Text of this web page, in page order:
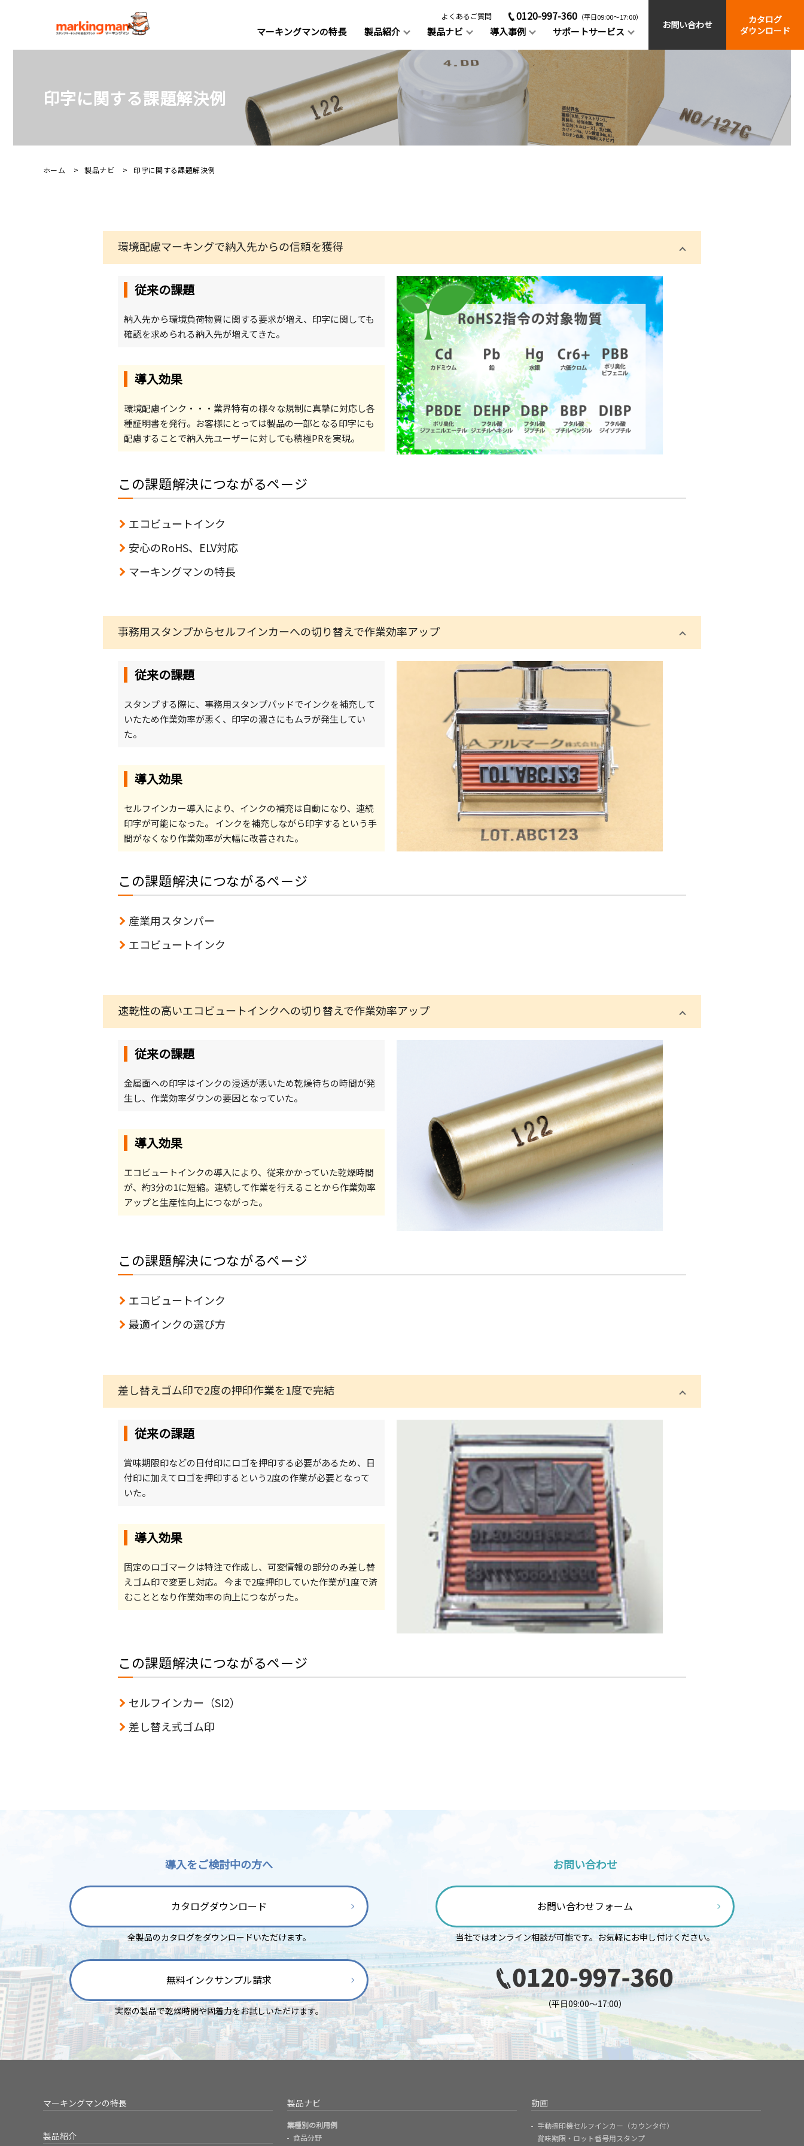
よくあるご質問 0120-997-360 （平日09:00～17:00）
マーキングマンの特長 製品紹介
製造現場を支える2,000種類以上のアイテム
ナンバリングマシン
セルフナンバラー（SI2）
スタンプローラー
一覧を見る
産業用スタンプインク
安心のRoHS、ELV対応
印字見本
一覧を見る
差替式ゴム印
ゴム印組み合わせイメージ
一覧を見る
関連製品
製品ナビ
ビニールや発泡スチロール、木材、金属など、印字したい素材によっ
て、それぞれ最適なインクをご紹介しています。
印字に関する課題解決例
マーキングマンの製品を通じ、お客様の問題がどのように課題解決に
つながったのかをご紹介しています。
導入事例
食品業界を中心に、12,000社以上への導入実績
その他の導入事例
カウンター機能で印字抜け防止 一度に複数の内容を印字 捺印時間50％減
用途に応じて印字内容を簡単に変更可能！ 不可視インク UVランプ（ブラックライト）照射で青く蛍光
平面も曲面も印字ができる
ゴム印簡単装着 マグネット付クッションシート 同時に複数の箇所を印字する業務効率化！
アルコール付着での印字剥がれが激減
サポートサービス
万全の体制でお客様をサポート
ご購入の流れ
SDS（安全データシート）
よくあるご質問
お問合せ
お試しレンタル
マーキングマンセット
ミニコラム 用語集
お問い合わせ
カタログ
ダウンロード
印字に関する課題解決例
ホーム 製品ナビ 印字に関する課題解決例
環境配慮マーキングで納入先からの信頼を獲得
従来の課題
納入先から環境負荷物質に関する要求が増え、印字に関しても
確認を求められる納入先が増えてきた。
導入効果
環境配慮インク・・・業界特有の様々な規制に真摯に対応し各
種証明書を発行。お客様にとっては製品の一部となる印字にも
配慮することで納入先ユーザーに対しても積極PRを実現。
この課題解決につながるページ
エコビュートインク
安心のRoHS、ELV対応
マーキングマンの特長
事務用スタンプからセルフインカーへの切り替えで作業効率アップ
従来の課題
スタンプする際に、事務用スタンプパッドでインクを補充して
いたため作業効率が悪く、印字の濃さにもムラが発生してい
た。
導入効果
セルフインカー導入により、インクの補充は自動になり、連続
印字が可能になった。 インクを補充しながら印字するという手
間がなくなり作業効率が大幅に改善された。
この課題解決につながるページ
産業用スタンパー
エコビュートインク
速乾性の高いエコビュートインクへの切り替えで作業効率アップ
従来の課題
金属面への印字はインクの浸透が悪いため乾燥待ちの時間が発
生し、作業効率ダウンの要因となっていた。
導入効果
エコビュートインクの導入により、従来かかっていた乾燥時間
が、約3分の1に短縮。連続して作業を行えることから作業効率
アップと生産性向上につながった。
この課題解決につながるページ
エコビュートインク
最適インクの選び方
差し替えゴム印で2度の押印作業を1度で完結
従来の課題
賞味期限印などの日付印にロゴを押印する必要があるため、日
付印に加えてロゴを押印するという2度の作業が必要となって
いた。
導入効果
固定のロゴマークは特注で作成し、可変情報の部分のみ差し替
えゴム印で変更し対応。 今まで2度押印していた作業が1度で済
むこととなり作業効率の向上につながった。
この課題解決につながるページ
セルフインカー（SI2）
差し替え式ゴム印
導入をご検討中の方へ
カタログダウンロード
全製品のカタログをダウンロードいただけます。
無料インクサンプル請求
実際の製品で乾燥時間や固着力をお試しいただけます。
お問い合わせ
お問い合わせフォーム
当社ではオンライン相談が可能です。お気軽にお申し付けください。
（平日09:00～17:00）
マーキングマンの特長
製品紹介
製品ナビ
業種別の利用例
食品分野
動画
手動捺印機セルフインカー（カウンタ付）
賞味期限・ロット番号用スタンプ